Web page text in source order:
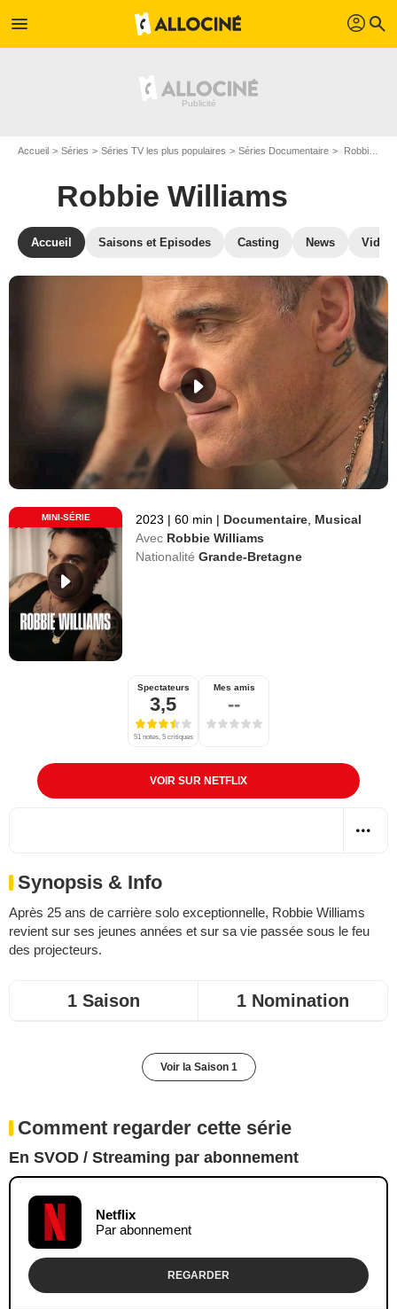
menu profil search
Accueil Séries Séries TV les plus populaires Séries Documentaire Robbie Williams
Robbie Williams
Accueil Saisons et Episodes Casting News
MINI-SÉRIE 2023 | 60 min | Documentaire Musical
Avec Robbie Williams
Nationalité Grande-Bretagne
Spectateurs
3,5
51 notes, 5 critiques
Mes amis
--
VOIR SUR NETFLIX
Synopsis & Info
Après 25 ans de carrière solo exceptionnelle, Robbie Williams
revient sur ses jeunes années et sur sa vie passée sous le feu
des projecteurs.
1 Saison 1 Nomination
Voir la Saison 1
Comment regarder cette série
En SVOD / Streaming par abonnement
Netflix
Par abonnement
REGARDER